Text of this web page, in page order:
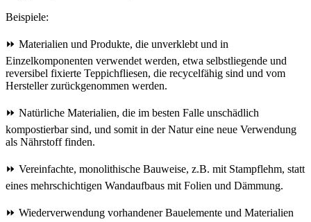
Beispiele:
⏩ Materialien und Produkte, die unverklebt und in
Einzelkomponenten verwendet werden, etwa selbstliegende und
reversibel fixierte Teppichfliesen, die recycelfähig sind und vom
Hersteller zurückgenommen werden.
⏩ Natürliche Materialien, die im besten Falle unschädlich
kompostierbar sind, und somit in der Natur eine neue Verwendung
als Nährstoff finden.
⏩ Vereinfachte, monolithische Bauweise, z.B. mit Stampflehm, statt
eines mehrschichtigen Wandaufbaus mit Folien und Dämmung.
⏩ Wiederverwendung vorhandener Bauelemente und Materialien